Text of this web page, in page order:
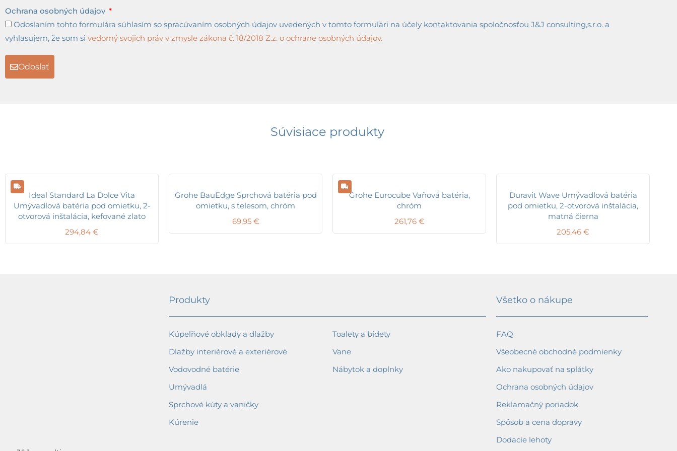
Ochrana osobných údajov
Odoslaním tohto formulára súhlasím so spracúvaním osobných údajov uvedených v tomto formulári na účely kontaktovania spoločnosťou J&J consulting,s.r.o. a
vyhlasujem, že som si vedomý svojich práv v zmysle zákona č. 18/2018 Z.z. o ochrane osobných údajov.
Odoslať
Súvisiace produkty
Ideal Standard La Dolce Vita
Umývadlová batéria pod omietku, 2-
otvorová inštalácia, kefované zlato
294,84 €
Grohe BauEdge Sprchová batéria pod
omietku, s telesom, chróm
69,95 €
Grohe Eurocube Vaňová batéria,
chróm
261,76 €
Duravit Wave Umývadlová batéria
pod omietku, 2-otvorová inštalácia,
matná čierna
205,46 €
Produkty
Kúpeľňové obklady a dlažby
Dlažby interiérové a exteriérové
Vodovodné batérie
Umývadlá
Sprchové kúty a vaničky
Kúrenie
Toalety a bidety
Vane
Nábytok a doplnky
Všetko o nákupe
FAQ
Všeobecné obchodné podmienky
Ako nakupovať na splátky
Ochrana osobných údajov
Reklamačný poriadok
Spôsob a cena dopravy
Dodacie lehoty